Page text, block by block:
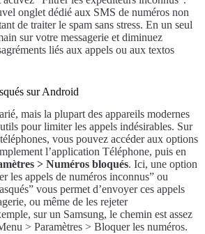
onglet dédié aux SMS de numéros non
de traiter le spam sans stress. En un seul
sur votre messagerie et diminuez
liés aux appels ou aux textos
sur Android
mais la plupart des appareils modernes
pour limiter les appels indésirables. Sur
vous pouvez accéder aux options
l’application Téléphone, puis en
> Numéros bloqués. Ici, une option
les appels de numéros inconnus” ou
vous permet d’envoyer ces appels
ou même de les rejeter
sur un Samsung, le chemin est assez
> Paramètres > Bloquer les numéros.